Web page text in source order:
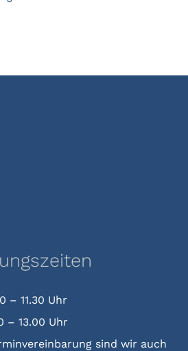
– 11.30 Uhr
– 13.00 Uhr
sind wir auch